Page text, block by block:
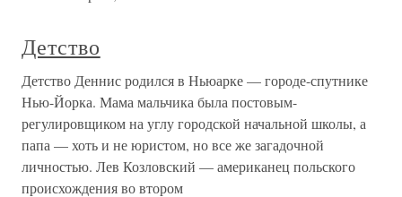
Детство
Детство Деннис родился в Ньюарке — городе-спутнике
Нью-Йорка. Мама мальчика была постовым-
регулировщиком на углу городской начальной школы, а
папа — хоть и не юристом, но все же загадочной
личностью. Лев Козловский — американец польского
происхождения во втором